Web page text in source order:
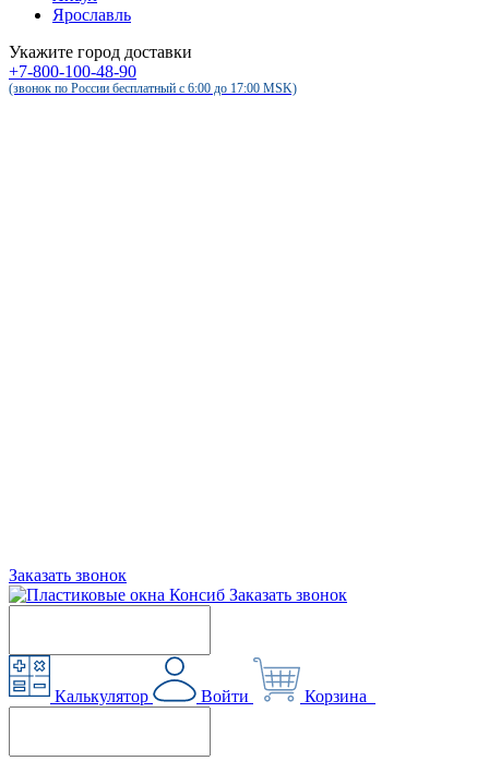
Ярославль
Укажите город доставки
+7-800-100-48-90
(звонок по России бесплатный c 6:00 до 17:00 MSK)
Заказать звонок
Заказать звонок
Калькулятор Войти Корзина